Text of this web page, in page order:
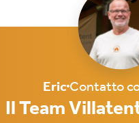
Eric Contatto
Il Team